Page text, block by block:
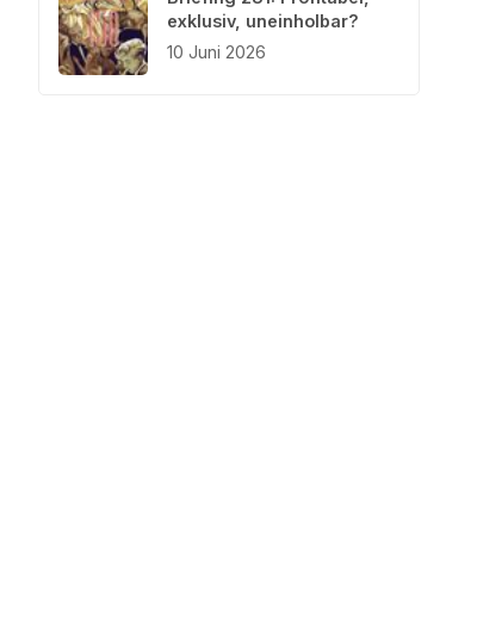
exklusiv, uneinholbar?
10 Juni 2026